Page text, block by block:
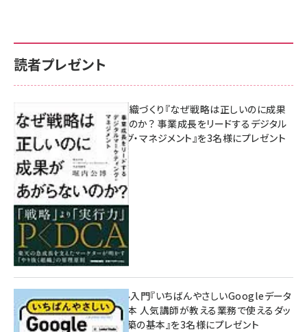
読者プレゼント
成果を生む組織づくり『なぜ戦略は正しいのに成果
があがらないのか？ 事業成長をリードするデジタル
マーケティング・マネジメント』を3名様にプレゼント
8月7日 10:00
無料BIツール入門『いちばんやさしいGoogleデータ
ポータルの教本 人気講師が教える業務で使えるダッ
シュボード構築の基本』を3名様にプレゼント